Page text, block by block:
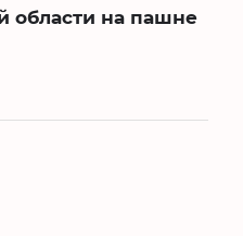
области на пашне